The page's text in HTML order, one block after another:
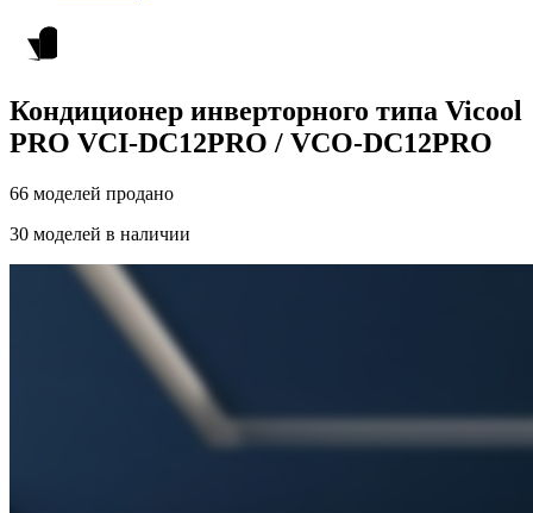
Кондиционер инверторного типа Vicool
PRO VCI-DC12PRO / VCO-DC12PRO
66 моделей продано
30 моделей в наличии